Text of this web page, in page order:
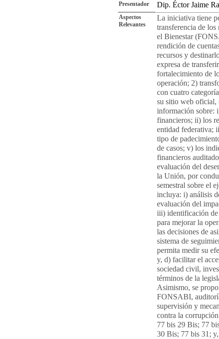
Presentador Dip. Éctor Jaime
Aspectos
Relevantes
La iniciativa tiene
transferencia de los
el Bienestar
rendición de
recursos y
expresa de
fortalecimiento de
operación; 2)
con cuatro
su sitio web oficial,
información sobre:
financieros; ii) los
entidad federativa;
tipo de
de casos; v) los
financieros
evaluación del
la Unión, por
semestral sobre el
incluya: i) análisis
evaluación del
iii) identificación de
para mejorar la
las decisiones de
sistema de
permita medir su
y, d) facilitar el
sociedad civil,
términos de la
Asimismo, se
FONSABI,
supervisión y
contra la
77 bis 29 Bis; 77
30 Bis; 77 bis 31;